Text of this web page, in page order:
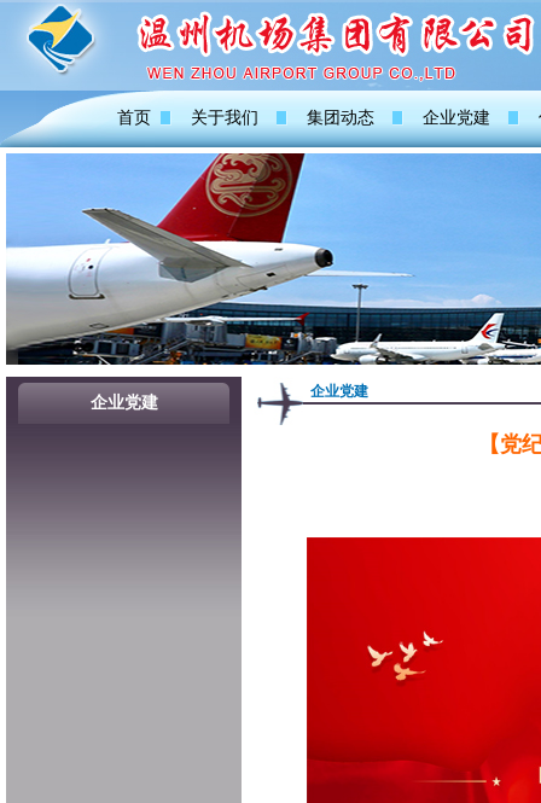
首页 关于我们 集团动态 企业党建
企业党建
企业党建
【党